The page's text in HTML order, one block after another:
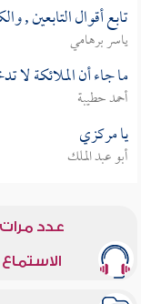
تابع أقوال التابعين ,
ياسر برهامي
ما جاء أن الملائكة لا
أحمد حطيبة
يا مركزي
أبو عبد الملك
عدد مرات
الاستماع